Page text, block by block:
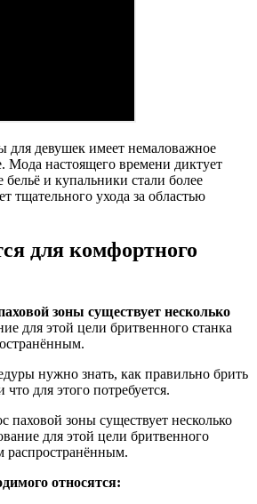
для девушек имеет немаловажное
Мода настоящего времени диктует
и купальники стали более
тщательного ухода за областью
для комфортного
зоны существует несколько
для этой цели бритвенного станка
нужно знать, как правильно брить
для этого потребуется.
паховой зоны существует несколько
для этой цели бритвенного
распространённым.
относятся: